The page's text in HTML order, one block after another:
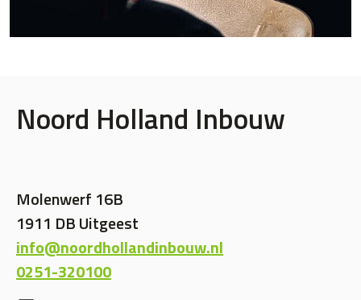
Noord Holland Inbouw
Molenwerf 16B
1911 DB Uitgeest
info@noordhollandinbouw.nl
0251-320100